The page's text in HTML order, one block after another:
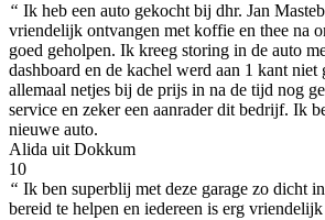
“ Ik heb een auto gekocht bij dhr. Jan
vriendelijk ontvangen met koffie en thee na
goed geholpen. Ik kreeg storing in de auto
dashboard en de kachel werd aan 1 kant
allemaal netjes bij de prijs in na de tijd nog
service en zeker een aanrader dit bedrijf. Ik
nieuwe auto.
Alida uit Dokkum
10
“ Ik ben superblij met deze garage zo dicht
bereid te helpen en iedereen is erg